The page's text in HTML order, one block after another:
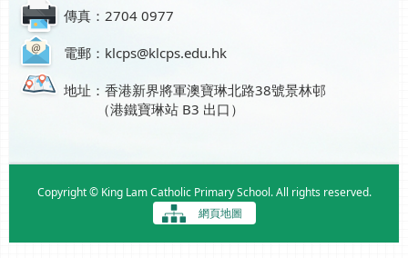
傳真：2704 0977
電郵：klcps@klcps.edu.hk
地址：香港新界將軍澳寶琳北路38號景林邨
（港鐵寶琳站 B3 出口）
Copyright © King Lam Catholic Primary School. All rights reserved.
網頁地圖